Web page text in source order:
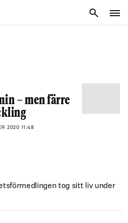
– men färre
2020 11:48
tog sitt liv under